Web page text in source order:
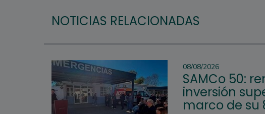
NOTICIAS RELACIONADAS
08/08/2026
SAMCo 50:
inversión
marco de su